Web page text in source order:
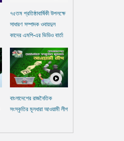
৭৫তম প্রতিষ্ঠাবার্ষিকী উপলক্ষে
সাধারণ সম্পাদক ওবায়দুল
কাদের এমপি-এর ভিডিও বার্তা
বাংলাদেশের রাজনৈতিক
সংস্কৃতির মূলধারা আওয়ামী লীগ